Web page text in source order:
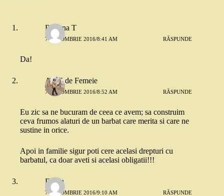
Roxana T
7 OCTOMBRIE 2016/8:41 AM RĂSPUNDE
Da!
ADN de Femeie
7 OCTOMBRIE 2016/8:52 AM RĂSPUNDE
Eu zic sa ne bucuram de ceea ce avem; sa construim
ceva frumos alaturi de un barbat care merita si care ne
sustine in orice.
Apoi in familie sigur poti cere acelasi drepturi cu
barbatul, ca doar aveti si acelasi obligatii!!!
Diana
7 OCTOMBRIE 2016/9:10 AM RĂSPUNDE